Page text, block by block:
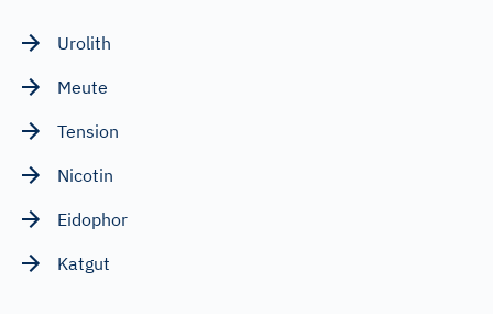
Urolith
Meute
Tension
Nicotin
Eidophor
Katgut